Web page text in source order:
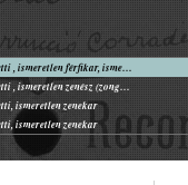
Ferruccio Corradetti , ismeretlen férfikar, ismeretlen zenész (zongora)
Ferruccio Corradetti , ismeretlen zenész (zongora)
ismeretlen zenekar
ismeretlen zenekar